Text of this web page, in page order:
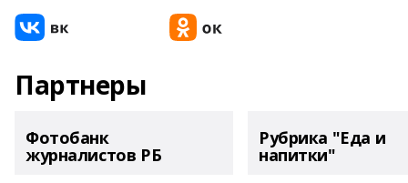
Партнеры
Фотобанк
журналистов РБ
Рубрика "Еда и
напитки"